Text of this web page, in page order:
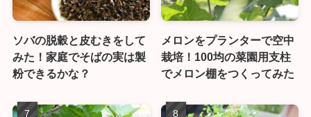
ソバの脱穀と皮むきをして
みた！家庭でそばの実は製
粉できるかな？
メロンをプランターで空中
栽培！100均の菜園用支柱
でメロン棚をつくってみた